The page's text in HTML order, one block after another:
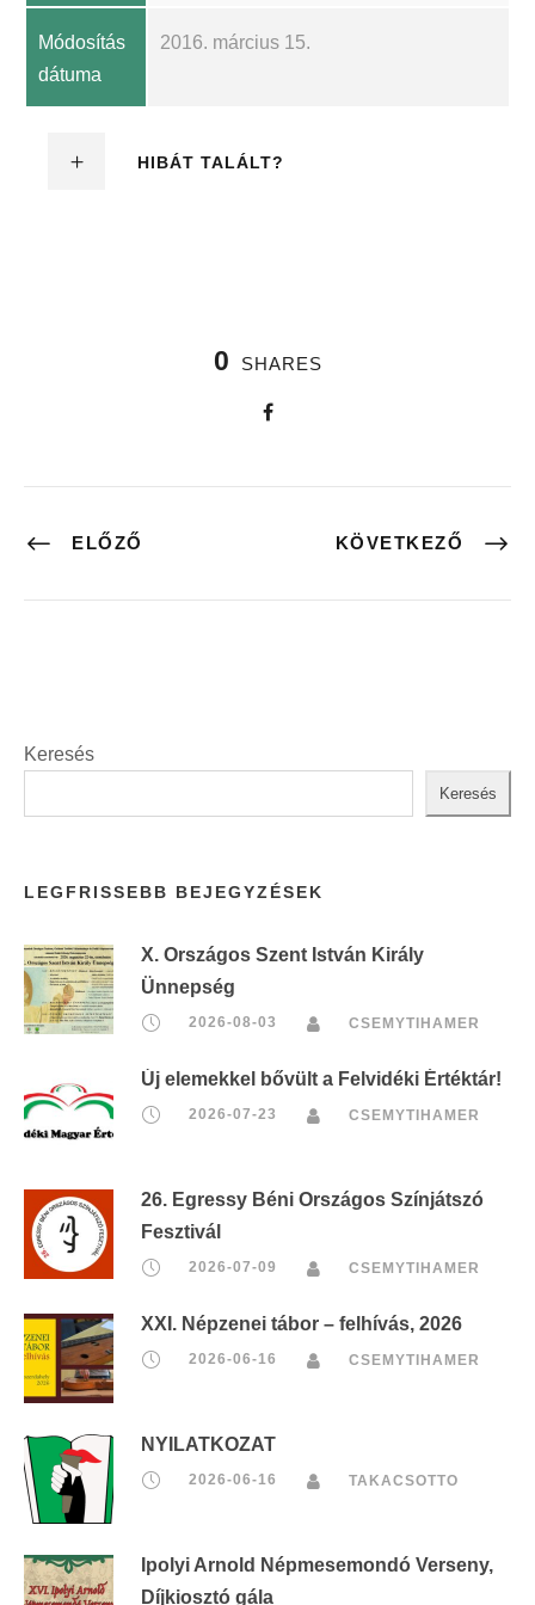
Módosítás
dátuma
2016. március 15.
HIBÁT TALÁLT?
0 SHARES
ELŐZŐ KÖVETKEZŐ
Keresés
Keresés
LEGFRISSEBB BEJEGYZÉSEK
X. Országos Szent István Király
Ünnepség
2026-08-03 CSEMYTIHAMER
Új elemekkel bővült a Felvidéki Értéktár!
2026-07-23 CSEMYTIHAMER
26. Egressy Béni Országos Színjátszó
Fesztivál
2026-07-09 CSEMYTIHAMER
XXI. Népzenei tábor – felhívás, 2026
2026-06-16 CSEMYTIHAMER
NYILATKOZAT
2026-06-16 TAKACSOTTO
Ipolyi Arnold Népmesemondó Verseny,
Díjkiosztó gála